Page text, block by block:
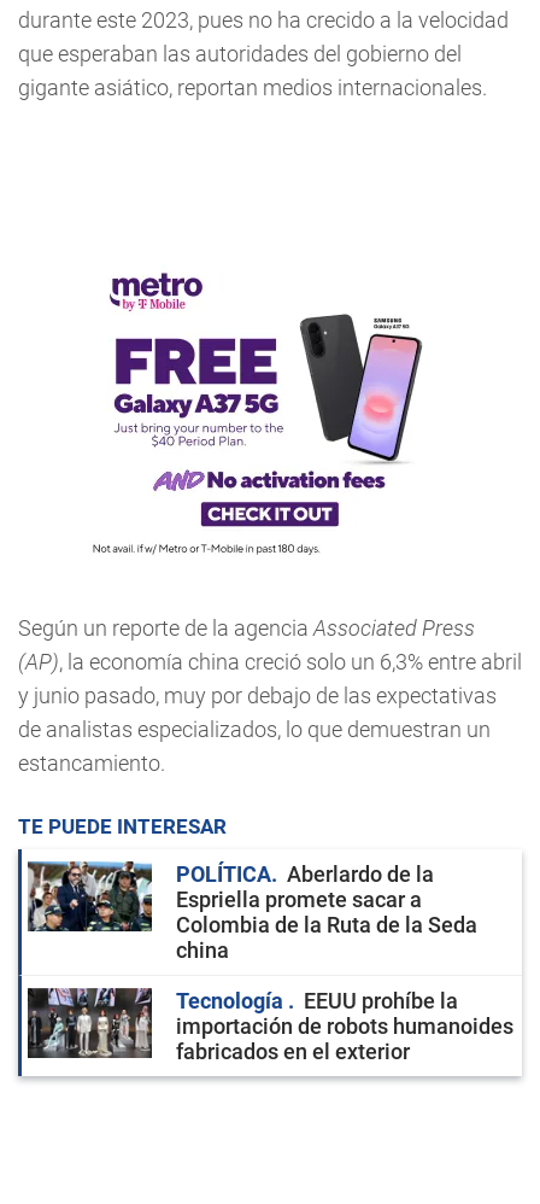
durante este 2023, pues no ha crecido a la velocidad
que esperaban las autoridades del gobierno del
gigante asiático, reportan medios internacionales.
Según un reporte de la agencia Associated Press
(AP), la economía china creció solo un 6,3% entre abril
y junio pasado, muy por debajo de las expectativas
de analistas especializados, lo que demuestran un
estancamiento.
TE PUEDE INTERESAR
POLÍTICA
Aberlardo de la
Espriella promete sacar a
Colombia de la Ruta de la Seda
china
Tecnología
EEUU prohíbe la
importación de robots humanoides
fabricados en el exterior